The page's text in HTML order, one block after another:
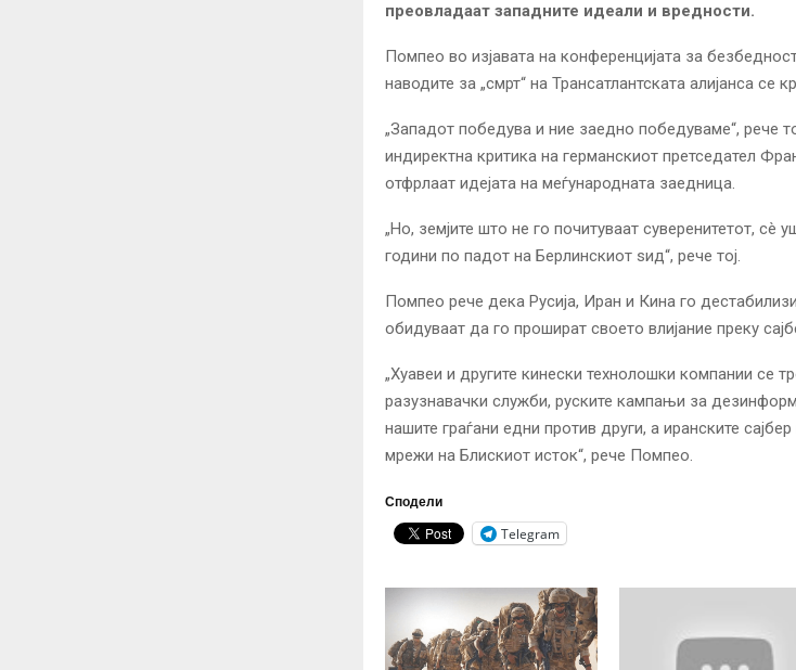
преовладаат западните идеали и вредности.
Помпео во изјавата на конференцијата за
наводите за „смрт“ на Трансатлантската алијанса се
„Западот победува и ние заедно победуваме“, рече
индиректна критика на германскиот претседател
отфрлаат идејата на меѓународната заедница.
„Но, земјите што не го почитуваат суверенитетот, сè
години по падот на Берлинскиот ѕид“, рече тој.
Помпео рече дека Русија, Иран и Кина го
обидуваат да го прошират своето влијание преку
„Хуавеи и другите кинески технолошки компании се
разузнавачки служби, руските кампањи за
нашите граѓани едни против други, а иранските
мрежи на Блискиот исток“, рече Помпео.
Сподели
Telegram